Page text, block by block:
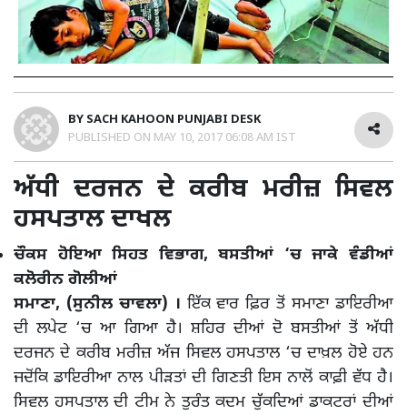
BY SACH KAHOON PUNJABI DESK
PUBLISHED ON MAY 10, 2017 06:08 AM IST
ਅੱਧੀ ਦਰਜਨ ਦੇ ਕਰੀਬ ਮਰੀਜ਼ ਸਿਵਲ
ਹਸਪਤਾਲ ਦਾਖਲ
ਚੌਕਸ ਹੋਇਆ ਸਿਹਤ ਵਿਭਾਗ, ਬਸਤੀਆਂ ‘ਚ ਜਾਕੇ ਵੰਡੀਆਂ
ਕਲੋਰੀਨ ਗੋਲੀਆਂ
ਸਮਾਣਾ, (ਸੁਨੀਲ ਚਾਵਲਾ) । ਇੱਕ ਵਾਰ ਫ਼ਿਰ ਤੋਂ ਸਮਾਣਾ ਡਾਇਰੀਆ
ਦੀ ਲਪੇਟ ‘ਚ ਆ ਗਿਆ ਹੈ। ਸ਼ਹਿਰ ਦੀਆਂ ਦੋ ਬਸਤੀਆਂ ਤੋਂ ਅੱਧੀ
ਦਰਜਨ ਦੇ ਕਰੀਬ ਮਰੀਜ਼ ਅੱਜ ਸਿਵਲ ਹਸਪਤਾਲ ‘ਚ ਦਾਖ਼ਲ ਹੋਏ ਹਨ
ਜਦੋਂਕਿ ਡਾਇਰੀਆ ਨਾਲ ਪੀੜਤਾਂ ਦੀ ਗਿਣਤੀ ਇਸ ਨਾਲੋਂ ਕਾਫ਼ੀ ਵੱਧ ਹੈ।
ਸਿਵਲ ਹਸਪਤਾਲ ਦੀ ਟੀਮ ਨੇ ਤੁਰੰਤ ਕਦਮ ਚੁੱਕਦਿਆਂ ਡਾਕਟਰਾਂ ਦੀਆਂ